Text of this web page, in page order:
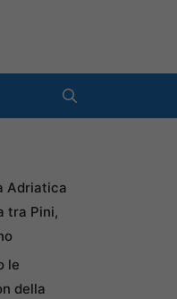
Adriatica
tra Pini,
le
della